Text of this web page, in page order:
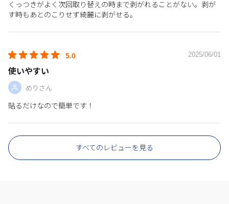
くっつきがよく次回取り替えの時まで剥がれることがない。剥が
す時もあとのこりせず綺麗に剥がせる。
5.0 2025/06/01
使いやすい
めりさん
貼るだけなので簡単です！
すべてのレビューを見る